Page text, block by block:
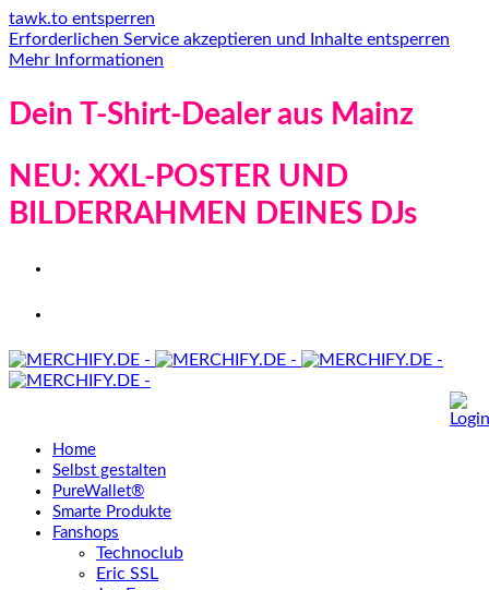
tawk.to entsperren
Erforderlichen Service akzeptieren und Inhalte entsperren
Mehr Informationen
Dein T-Shirt-Dealer aus Mainz
NEU: XXL-POSTER UND
BILDERRAHMEN DEINES DJs
Home
Selbst gestalten
PureWallet®
Smarte Produkte
Fanshops
Technoclub
Eric SSL